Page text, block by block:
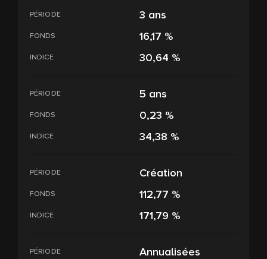
PÉRIODE 3 ans
FONDS 16,17 %
INDICE 30,64 %
PÉRIODE 5 ans
FONDS 0,23 %
INDICE 34,38 %
PÉRIODE Création
FONDS 112,77 %
INDICE 171,79 %
PÉRIODE Annualisées